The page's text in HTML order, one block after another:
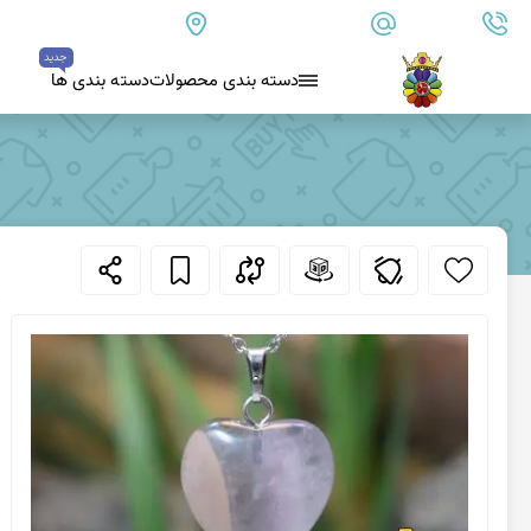
09179890157
info@goharanshop.com
دسته بندی محصولات
عقیق دروزی کلسدونی
عقیق یمن
عقیق یمن زرد
عقیق یمن سفید
عقیق یمن نباتی
عقیق یمن پرتقالی
دسته بندی ها
جدید